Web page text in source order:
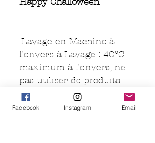
Happy Challoween
-Lavage en Machine à
l'envers à Lavage : 40°C
maximum à l'envers, ne
pas utiliser de produits
agressifs (javel...)
- Sèche linge : possible
Facebook Instagram Email